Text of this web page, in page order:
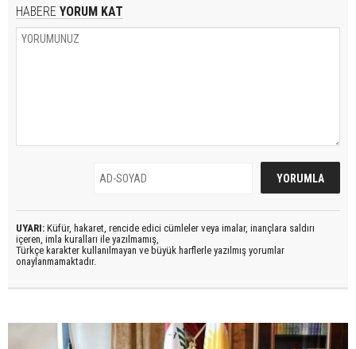
HABERE YORUM KAT
UYARI: Küfür, hakaret, rencide edici cümleler veya imalar, inançlara saldırı
içeren, imla kuralları ile yazılmamış,
Türkçe karakter kullanılmayan ve büyük harflerle yazılmış yorumlar
onaylanmamaktadır.